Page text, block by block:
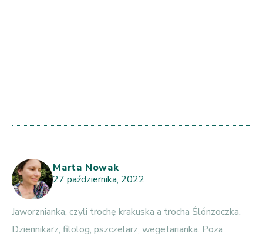
Marta Nowak
27 października, 2022
Jaworznianka, czyli trochę krakuska a trocha Ślónzoczka.
Dziennikarz, filolog, pszczelarz, wegetarianka. Poza